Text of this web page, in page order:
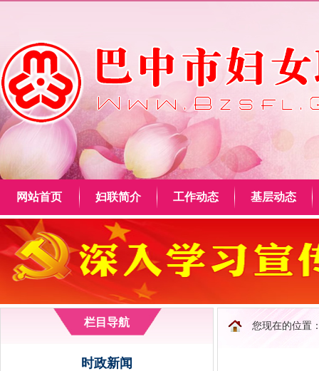
网站首页 妇联简介 工作动态 基层动态
栏目导航
时政新闻
您现在的位置